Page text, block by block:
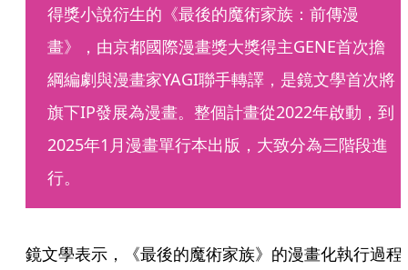
得獎小說衍生的《最後的魔術家族：前傳漫
畫》，由京都國際漫畫獎大獎得主GENE首次擔
綱編劇與漫畫家YAGI聯手轉譯，是鏡文學首次將
旗下IP發展為漫畫。整個計畫從2022年啟動，到
2025年1月漫畫單行本出版，大致分為三階段進
行。
鏡文學表示，《最後的魔術家族》的漫畫化執行過程